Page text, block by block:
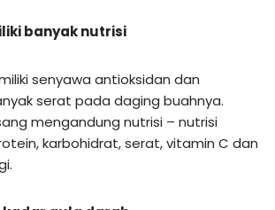
banyak nutrisi
senyawa antioksidan dan
serat pada daging buahnya.
mengandung nutrisi – nutrisi
karbohidrat, serat, vitamin C dan